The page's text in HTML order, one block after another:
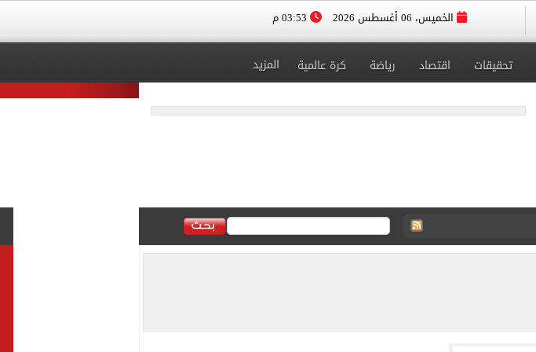
الخميس، 06 أغسطس 2026
تحقيقات اقتصاد رياضة كرة عالمية المزيد